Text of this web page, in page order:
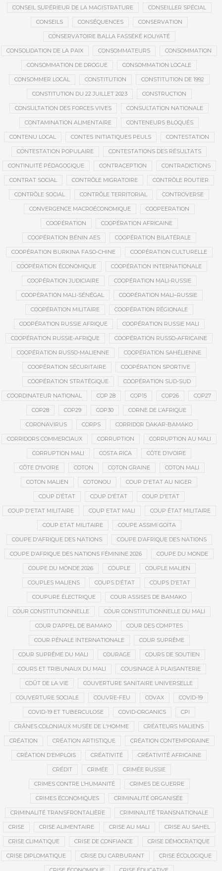
CONSEIL SUPÉRIEUR DE LA MAGISTRATURE CONSEILLER SPÉCIAL
CONSEILS CONSÉQUENCES CONSERVATION
CONSERVATOIRE BALLA FASSÉKÉ KOUYATÉ
CONSOLIDATION DE LA PAIX CONSOMMATEURS CONSOMMATION
CONSOMMATION DE DROGUE CONSOMMATION LOCALE
CONSOMMER LOCAL CONSTITUTION CONSTITUTION DE 1992
CONSTITUTION DU 22 JUILLET 2023 CONSTRUCTION
CONSULTATION DES FORCES VIVES CONSULTATION NATIONALE
CONTAMINATION ALIMENTAIRE CONTENEURS BLOQUÉS
CONTENU LOCAL CONTES INITIATIQUES PEULS CONTESTATION
CONTESTATION POPULAIRE CONTESTATIONS DES RÉSULTATS
CONTINUITÉ PÉDAGOGIQUE CONTRACEPTION CONTRADICTIONS
CONTRAT SOCIAL CONTRÔLE MIGRATOIRE CONTRÔLE ROUTIER
CONTRÔLE SOCIAL CONTRÔLE TERRITORIAL CONTROVERSE
CONVERGENCE MACROÉCONOMIQUE COOPEERATION
COOPÉRATION COOPÉRATION AFRICAINE
COOPÉRATION BÉNIN AES COOPÉRATION BILATÉRALE
COOPÉRATION BURKINA FASO-CHINE COOPÉRATION CULTURELLE
COOPÉRATION ÉCONOMIQUE COOPÉRATION INTERNATIONALE
COOPÉRATION JUDICIAIRE COOPÉRATION MALI-RUSSIE
COOPÉRATION MALI-SÉNÉGAL COOPÉRATION MALI–RUSSIE
COOPÉRATION MILITAIRE COOPÉRATION RÉGIONALE
COOPÉRATION RUSSIE AFRIQUE COOPÉRATION RUSSIE MALI
COOPÉRATION RUSSIE-AFRIQUE COOPÉRATION RUSSO-AFRICAINE
COOPÉRATION RUSSO-MALIENNE COOPÉRATION SAHÉLIENNE
COOPÉRATION SÉCURITAIRE COOPÉRATION SPORTIVE
COOPÉRATION STRATÉGIQUE COOPÉRATION SUD-SUD
COORDINATEUR NATIONAL COP 28 COP15 COP26 COP27
COP28 COP29 COP30 CORNE DE L’AFRIQUE
CORONAVIRUS CORPS CORRIDOR DAKAR-BAMAKO
CORRIDORS COMMERCIAUX CORRUPTION CORRUPTION AU MALI
CORRUPTION MALI COSTA RICA CÔTE D’IVOIRE
CÔTE D'IVOIRE COTON COTON GRAINE COTON MALI
COTON MALIEN COTONOU COUP D'ETAT AU NIGER
COUP D’ÉTAT COUP D'ÉTAT COUP D'ETAT
COUP D'ETAT MILITAIRE COUP ETAT MALI COUP ÉTAT MILITAIRE
COUP ETAT MILITAIRE COUPE ASSIMI GOÏTA
COUPE D'AFRIQUE DES NATIONS COUPE D’AFRIQUE DES NATIONS
COUPE D’AFRIQUE DES NATIONS FÉMININE 2026 COUPE DU MONDE
COUPE DU MONDE 2026 COUPLE COUPLE MALIEN
COUPLES MALIENS COUPS D’ÉTAT COUPS D'ETAT
COUPURE ÉLECTRIQUE COUR ASSISES DE BAMAKO
COUR CONSTITUTIONNELLE COUR CONSTITUTIONNELLE DU MALI
COUR D’APPEL DE BAMAKO COUR DES COMPTES
COUR PÉNALE INTERNATIONALE COUR SUPRÊME
COUR SUPRÊME DU MALI COURAGE COURS DE SOUTIEN
COURS ET TRIBUNAUX DU MALI COUSINAGE À PLAISANTERIE
COÛT DE LA VIE COUVERTURE SANITAIRE UNIVERSELLE
COUVERTURE SOCIALE COUVRE-FEU COVAX COVID-19
COVID-19 ET TUBERCULOSE COVID-ORGANICS CPI
CRÂNES COLONIAUX MUSÉE DE L'HOMME CRÉATEURS MALIENS
CRÉATION CRÉATION ARTISTIQUE CRÉATION CONTEMPORAINE
CRÉATION D’EMPLOIS CRÉATIVITÉ CRÉATIVITÉ AFRICAINE
CRÉDIT CRIMÉE CRIMÉE RUSSIE
CRIMES CONTRE L’HUMANITÉ CRIMES DE GUERRE
CRIMES ÉCONOMIQUES CRIMINALITÉ ORGANISÉE
CRIMINALITÉ TRANSFRONTALIÈRE CRIMINALITÉ TRANSNATIONALE
CRISE CRISE ALIMENTAIRE CRISE AU MALI CRISE AU SAHEL
CRISE CLIMATIQUE CRISE DE CONFIANCE CRISE DÉMOCRATIQUE
CRISE DIPLOMATIQUE CRISE DU CARBURANT CRISE ÉCOLOGIQUE